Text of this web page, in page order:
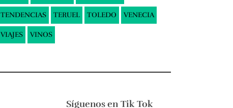
TENDENCIAS TERUEL TOLEDO VENECIA
VIAJES VINOS
Síguenos en Tik Tok